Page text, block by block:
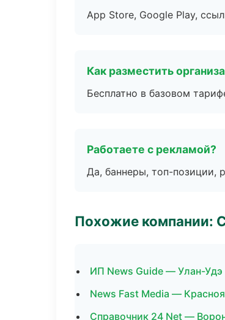
App Store, Google Play,
Как разместить
Бесплатно в базовом
Работаете с рекламой?
Да, баннеры, топ-позиции,
Похожие компании:
ИП News Guide — Улан-Удэ
News Fast Media —
Справочник 24 Net —